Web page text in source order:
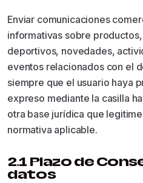
Enviar comunicaciones
informativas sobre
deportivos, novedades,
eventos relacionados con el
siempre que el usuario haya
expreso mediante la casilla
otra base jurídica que
normativa aplicable.
2.1 Plazo de
datos